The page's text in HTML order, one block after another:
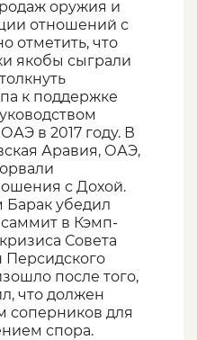
оружия и
отношений с
отметить, что
якобы сыграли
к поддержке
в 2017 году. В
Аравия, ОАЭ,
с Дохой.
Барак убедил
в Кэмп-
Совета
Персидского
после того,
что должен
соперников для
спора.